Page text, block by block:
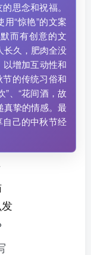
思念和祝福。
“惊艳”的文案
而有创意的文
长久，肥肉全没
以增加互动性和
的传统习俗和
、“花间酒，故
真挚的情感。最
己的中秋节经